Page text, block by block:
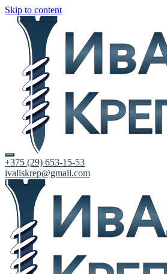
Skip to content
+375 (29) 653-15-53
ivaliskrep@gmail.com